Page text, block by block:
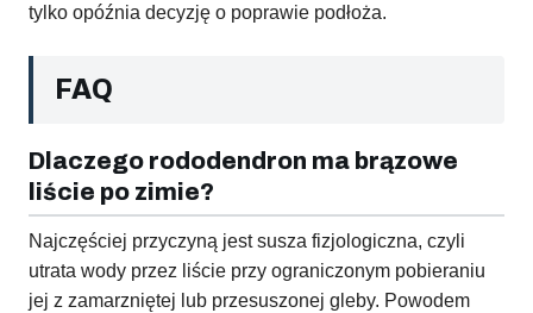
tylko opóźnia decyzję o poprawie podłoża.
FAQ
Dlaczego rododendron ma brązowe
liście po zimie?
Najczęściej przyczyną jest susza fizjologiczna, czyli
utrata wody przez liście przy ograniczonym pobieraniu
jej z zamarzniętej lub przesuszonej gleby. Powodem